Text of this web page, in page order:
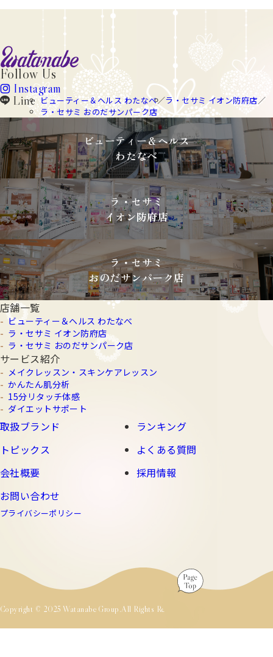
watanabe
ビューティー＆ヘルス
わたなべ
ラ・セサミ
イオン防府店
ラ・セサミ
おのだサンパーク店
Follow Us
instagram Instagram
line Line ビューティー＆ヘルス わたなべ
ラ・セサミ イオン防府店
ラ・セサミ おのだサンパーク店
店舗一覧
ビューティー＆ヘルス わたなべ
ラ・セサミ イオン防府店
ラ・セサミ おのだサンパーク店
サービス紹介
メイクレッスン・スキンケアレッスン
かんたん肌分析
15分リタッチ体感
ダイエットサポート
取扱ブランド
ランキング
トピックス
よくある質問
会社概要
採用情報
お問い合わせ
プライバシーポリシー
Copyright © 2025 Watanabe Group.All Rights Reserved.